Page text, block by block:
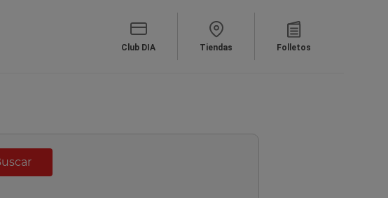
Club DIA Tiendas Folletos